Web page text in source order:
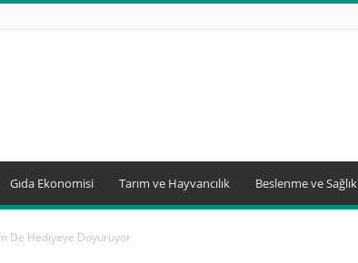
Gıda Ekonomisi Tarım ve Hayvancılık Beslenme ve Sağlık
De Hediyeye Doyuruyor